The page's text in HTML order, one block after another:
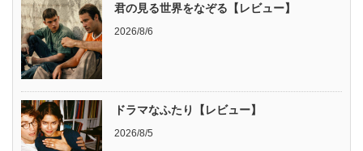
君の見る世界をなぞる【レビュー】
2026/8/6
ドラマなふたり【レビュー】
2026/8/5